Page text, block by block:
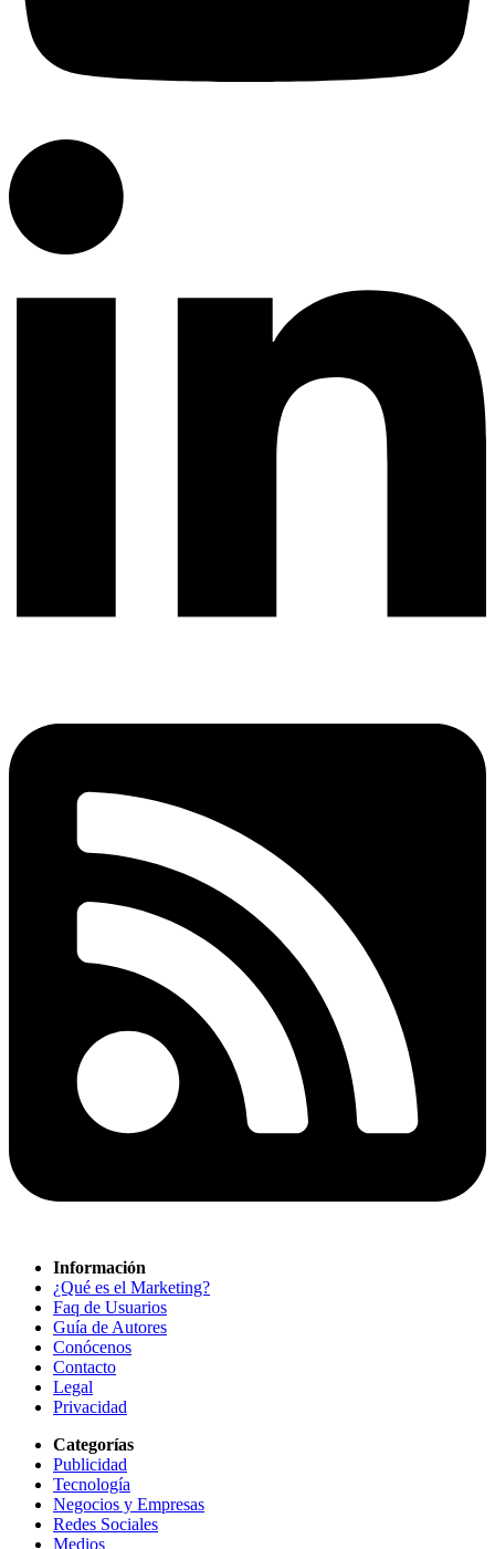
Información
¿Qué es el Marketing?
Faq de Usuarios
Guía de Autores
Conócenos
Contacto
Legal
Privacidad
Categorías
Publicidad
Tecnología
Negocios y Empresas
Redes Sociales
Medios